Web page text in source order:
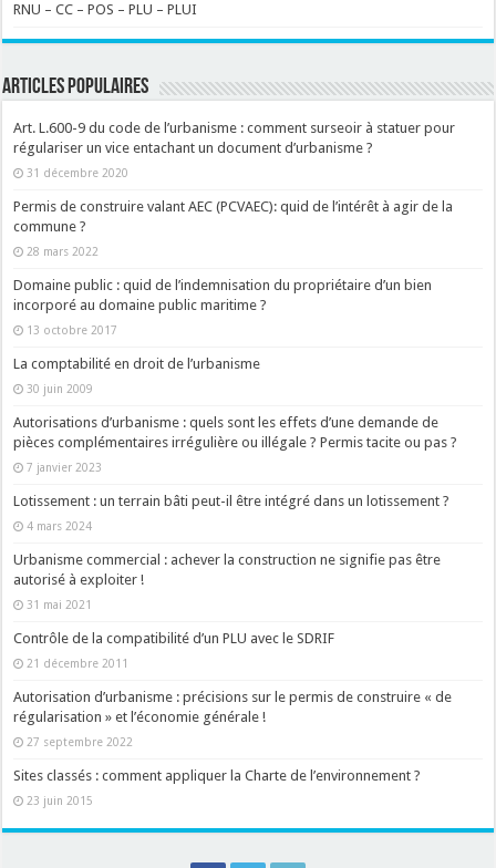
RNU – CC – POS – PLU – PLUI
ARTICLES POPULAIRES
Art. L.600-9 du code de l’urbanisme : comment surseoir à statuer pour
régulariser un vice entachant un document d’urbanisme ?
31 décembre 2020
Permis de construire valant AEC (PCVAEC): quid de l’intérêt à agir de la
commune ?
28 mars 2022
Domaine public : quid de l’indemnisation du propriétaire d’un bien
incorporé au domaine public maritime ?
13 octobre 2017
La comptabilité en droit de l’urbanisme
30 juin 2009
Autorisations d’urbanisme : quels sont les effets d’une demande de
pièces complémentaires irrégulière ou illégale ? Permis tacite ou pas ?
7 janvier 2023
Lotissement : un terrain bâti peut-il être intégré dans un lotissement ?
4 mars 2024
Urbanisme commercial : achever la construction ne signifie pas être
autorisé à exploiter !
31 mai 2021
Contrôle de la compatibilité d’un PLU avec le SDRIF
21 décembre 2011
Autorisation d’urbanisme : précisions sur le permis de construire « de
régularisation » et l’économie générale !
27 septembre 2022
Sites classés : comment appliquer la Charte de l’environnement ?
23 juin 2015